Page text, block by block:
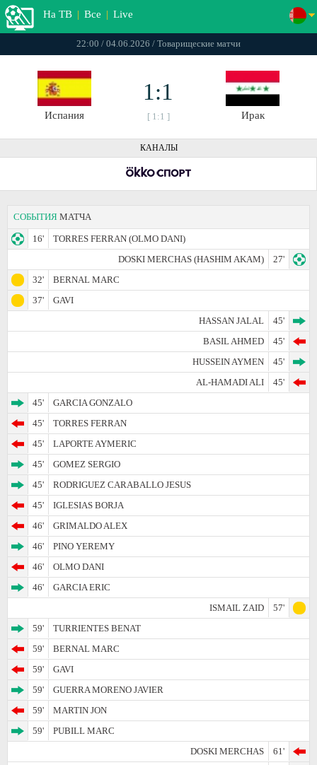
На ТВ | Все | Live
22:00 / 04.06.2026 / Товарищеские матчи
Испания
1:1
[ 1:1 ] Ирак
КАНАЛЫ
СОБЫТИЯ МАТЧА
16'
TORRES FERRAN (OLMO DANI)
DOSKI MERCHAS (HASHIM AKAM)
27'
32'
BERNAL MARC
37'
GAVI
HASSAN JALAL
45'
BASIL AHMED
45'
HUSSEIN AYMEN
45'
AL-HAMADI ALI
45'
45'
GARCIA GONZALO
45'
TORRES FERRAN
45'
LAPORTE AYMERIC
45'
GOMEZ SERGIO
45'
RODRIGUEZ CARABALLO JESUS
45'
IGLESIAS BORJA
46'
GRIMALDO ALEX
46'
PINO YEREMY
46'
OLMO DANI
46'
GARCIA ERIC
ISMAIL ZAID
57'
59'
TURRIENTES BENAT
59'
BERNAL MARC
59'
GAVI
59'
GUERRA MORENO JAVIER
59'
MARTIN JON
59'
PUBILL MARC
DOSKI MERCHAS
61'